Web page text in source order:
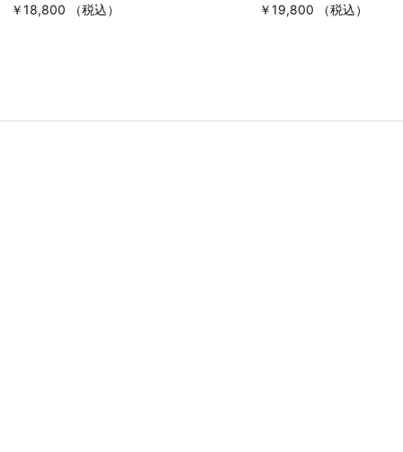
￥18,800 （税込） ￥19,800 （税込）